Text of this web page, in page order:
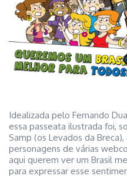
Idealizada pelo Fernando
essa passeata ilustrada foi,
Samp (os Levados da
personagens de várias
aqui querem ver um Brasil
para expressar esse